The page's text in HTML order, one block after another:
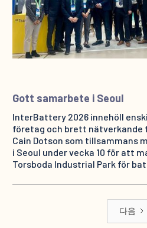
Gott samarbete i Seoul
InterBattery 2026 innehöll
företag och brett
Cain Dotson som tillsammans
i Seoul under vecka 10 för att
Torsboda Industrial Park för
다음